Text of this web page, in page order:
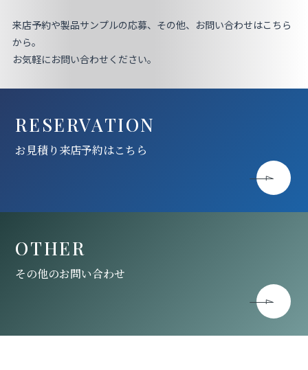
来店予約や製品サンプルの応募、その他、お問い合わせはこちら
から。
お気軽にお問い合わせください。
RESERVATION
お見積り来店予約はこちら
OTHER
その他のお問い合わせ